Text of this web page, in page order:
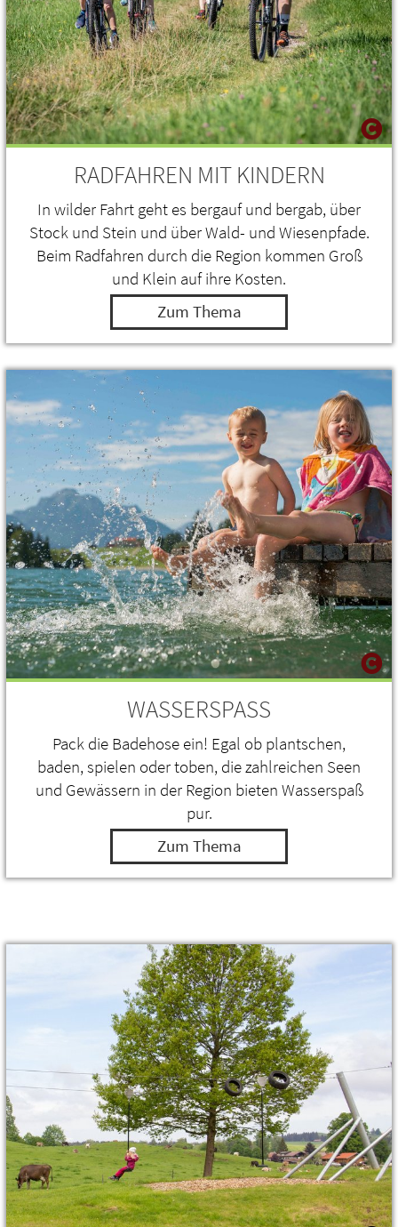
RADFAHREN MIT KINDERN
In wilder Fahrt geht es bergauf und bergab, über
Stock und Stein und über Wald- und Wiesenpfade.
Beim Radfahren durch die Region kommen Groß
und Klein auf ihre Kosten.
Zum Thema
WASSERSPASS
Pack die Badehose ein! Egal ob plantschen,
baden, spielen oder toben, die zahlreichen Seen
und Gewässern in der Region bieten Wasserspaß
pur.
Zum Thema